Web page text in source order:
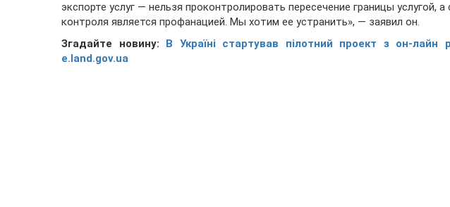
экспорте услуг — нельзя проконтролировать пересечение границы услугой,
контроля является профанацией. Мы хотим ее устранить», — заявил он.
Згадайте новину:
В Україні стартував пілотний проект з он-лайн
e.land.gov.ua